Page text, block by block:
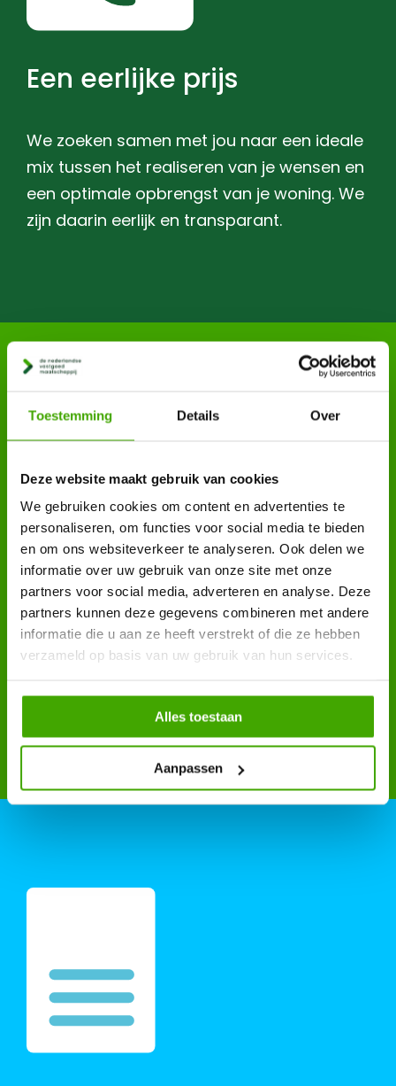
Toestemming Details Over
Deze website maakt gebruik van cookies
We gebruiken cookies om content en advertenties te
personaliseren, om functies voor social media te bieden
en om ons websiteverkeer te analyseren. Ook delen we
informatie over uw gebruik van onze site met onze
partners voor social media, adverteren en analyse. Deze
partners kunnen deze gegevens combineren met andere
informatie die u aan ze heeft verstrekt of die ze hebben
verzameld op basis van uw gebruik van hun services.
Alles toestaan
Aanpassen
Een eerlijke prijs
We zoeken samen met jou naar een ideale
mix tussen het realiseren van je wensen en
een optimale opbrengst van je woning. We
zijn daarin eerlijk en transparant.
Vlot geregeld
Je ontvangt van ons doorgaans binnen 1
dag een richtprijs. Bij acceptatie kunnen we
zetten. Wij regelen het voor je!